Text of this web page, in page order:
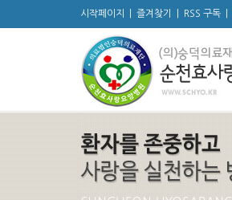
시작페이지 즐겨찾기 RSS 구독